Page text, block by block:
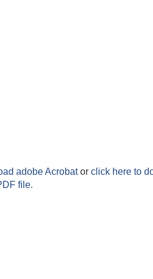
adobe Acrobator click here to
file.